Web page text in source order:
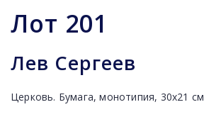
Лот 201
Лев Сергеев
Церковь. Бумага, монотипия, 30х21 см